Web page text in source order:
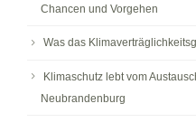
Chancen und Vorgehen
Was das
Klimaschutz lebt vom
Neubrandenburg